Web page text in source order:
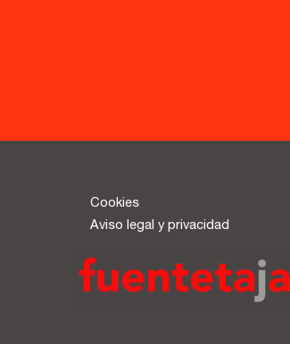
De lunes a viernes
de 10 a 15 y 17 a 20 horas
Cookies
Aviso legal y privacidad